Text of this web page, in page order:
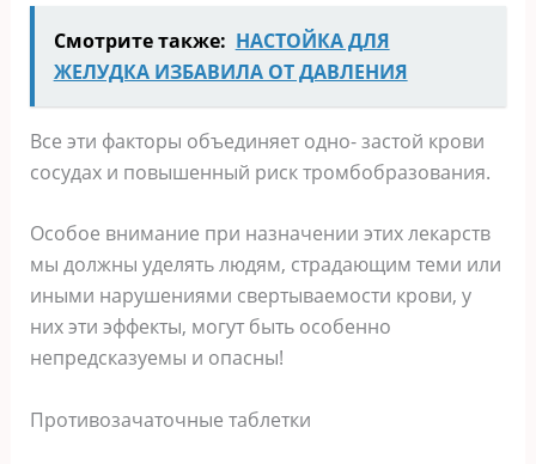
Смотрите также: НАСТОЙКА ДЛЯ
ЖЕЛУДКА ИЗБАВИЛА ОТ ДАВЛЕНИЯ
Все эти факторы объединяет одно- застой крови
сосудах и повышенный риск тромбобразования.
Особое внимание при назначении этих лекарств
мы должны уделять людям, страдающим теми или
иными нарушениями свертываемости крови, у
них эти эффекты, могут быть особенно
непредсказуемы и опасны!
Противозачаточные таблетки